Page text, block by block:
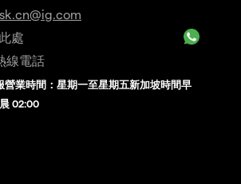
處
線電話
營業時間：星期一至星期五新加坡時間早
02:00